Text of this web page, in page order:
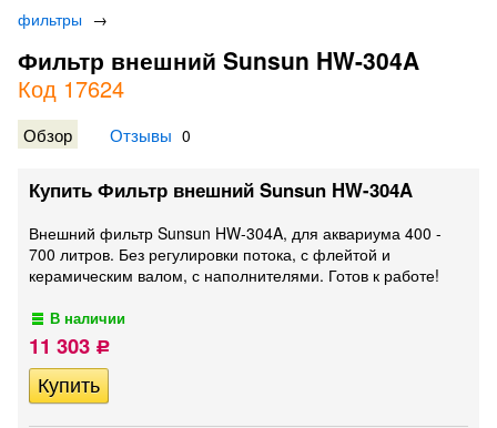
фильтры →
Фильтр внешний Sunsun HW-304A
Код 17624
Обзор Отзывы 0
Купить Фильтр внешний Sunsun HW-304A
Внешний фильтр Sunsun HW-304A, для аквариума 400 -
700 литров. Без регулировки потока, с флейтой и
керамическим валом, с наполнителями. Готов к работе!
В наличии
11 303 Р